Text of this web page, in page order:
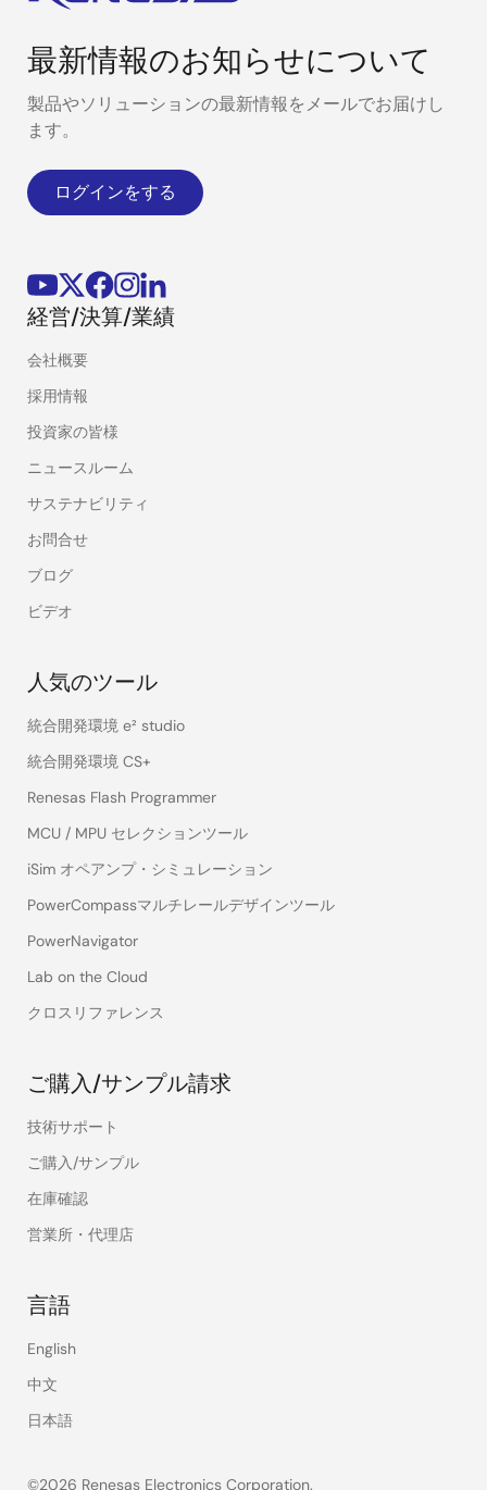
最新情報のお知らせについて
製品やソリューションの最新情報をメールでお届けし
ます。
ログインをする
経営/決算/業績
会社概要
採用情報
投資家の皆様
ニュースルーム
サステナビリティ
お問合せ
ブログ
ビデオ
人気のツール
統合開発環境 e² studio
統合開発環境 CS+
Renesas Flash Programmer
MCU / MPU セレクションツール
iSim オペアンプ・シミュレーション
PowerCompassマルチレールデザインツール
PowerNavigator
Lab on the Cloud
クロスリファレンス
ご購入/サンプル請求
技術サポート
ご購入/サンプル
在庫確認
営業所・代理店
言語
English
中文
日本語
©2026 Renesas Electronics Corporation.